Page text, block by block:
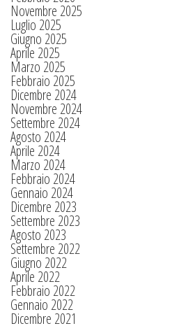
Novembre 2025
Luglio 2025
Giugno 2025
Aprile 2025
Marzo 2025
Febbraio 2025
Dicembre 2024
Novembre 2024
Settembre 2024
Agosto 2024
Aprile 2024
Marzo 2024
Febbraio 2024
Gennaio 2024
Dicembre 2023
Settembre 2023
Agosto 2023
Settembre 2022
Giugno 2022
Aprile 2022
Febbraio 2022
Gennaio 2022
Dicembre 2021